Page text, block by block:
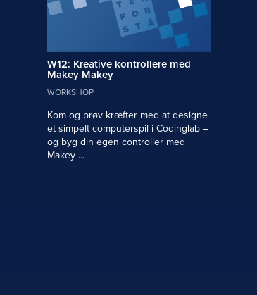
W12: Kreative kontrollere med
Makey Makey
WORKSHOP
Kom og prøv kræfter med at designe
et simpelt computerspil i Codinglab –
og byg din egen controller med
Makey ...